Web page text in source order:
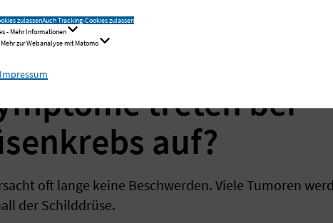
treten bei
auf?
oft lange keine Beschwerden. Viele Tumoren
der Schilddrüse.
zulassenAuch Tracking-Cookies zulassen
- Mehr Informationen
zur Webanalyse mit Matomo
Impressum